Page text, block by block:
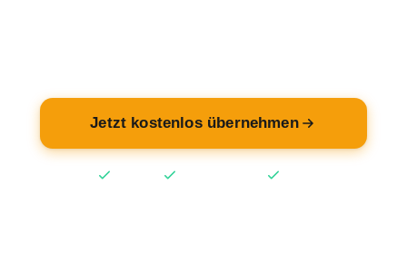
Jetzt kostenlos übernehmen